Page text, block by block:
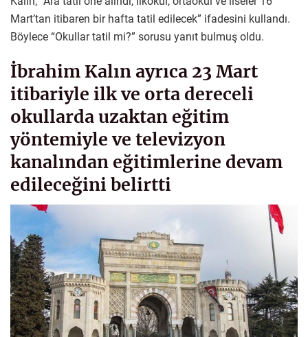
Mart’tan itibaren bir hafta tatil edilecek” ifadesini kullandı.
Böylece “Okullar tatil mi?” sorusu yanıt bulmuş oldu.
İbrahim Kalın ayrıca 23 Mart
itibariyle ilk ve orta dereceli
okullarda uzaktan eğitim
yöntemiyle ve televizyon
kanalından eğitimlerine devam
edileceğini belirtti